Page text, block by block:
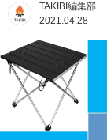
TAKIBI編集部
2021.04.28